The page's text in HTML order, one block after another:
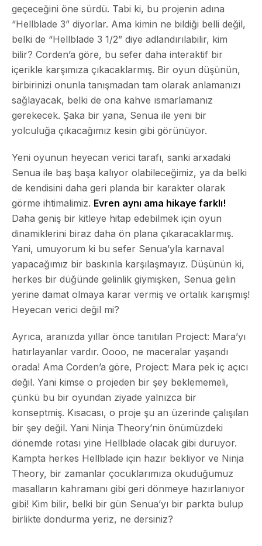
geçeceğini öne sürdü. Tabi ki, bu projenin adına
“Hellblade 3” diyorlar. Ama kimin ne bildiği belli değil,
belki de “Hellblade 3 1/2” diye adlandırılabilir, kim
bilir? Corden’a göre, bu sefer daha interaktif bir
içerikle karşımıza çıkacaklarmış. Bir oyun düşünün,
birbirinizi onunla tanışmadan tam olarak anlamanızı
sağlayacak, belki de ona kahve ısmarlamanız
gerekecek. Şaka bir yana, Senua ile yeni bir
yolculuğa çıkacağımız kesin gibi görünüyor.
Yeni oyunun heyecan verici tarafı, sanki arxadaki
Senua ile baş başa kalıyor olabileceğimiz, ya da belki
de kendisini daha geri planda bir karakter olarak
görme ihtimalimiz. Evren aynı ama hikaye farklı!
Daha geniş bir kitleye hitap edebilmek için oyun
dinamiklerini biraz daha ön plana çıkaracaklarmış.
Yani, umuyorum ki bu sefer Senua’yla karnaval
yapacağımız bir baskınla karşılaşmayız. Düşünün ki,
herkes bir düğünde gelinlik giymişken, Senua gelin
yerine damat olmaya karar vermiş ve ortalık karışmış!
Heyecan verici değil mi?
Ayrıca, aranızda yıllar önce tanıtılan Project: Mara’yı
hatırlayanlar vardır. Oooo, ne maceralar yaşandı
orada! Ama Corden’a göre, Project: Mara pek iç açıcı
değil. Yani kimse o projeden bir şey beklememeli,
çünkü bu bir oyundan ziyade yalnızca bir
konseptmiş. Kısacası, o proje şu an üzerinde çalışılan
bir şey değil. Yani Ninja Theory’nin önümüzdeki
dönemde rotası yine Hellblade olacak gibi duruyor.
Kampta herkes Hellblade için hazır bekliyor ve Ninja
Theory, bir zamanlar çocuklarımıza okuduğumuz
masalların kahramanı gibi geri dönmeye hazırlanıyor
gibi! Kim bilir, belki bir gün Senua’yı bir parkta bulup
birlikte dondurma yeriz, ne dersiniz?